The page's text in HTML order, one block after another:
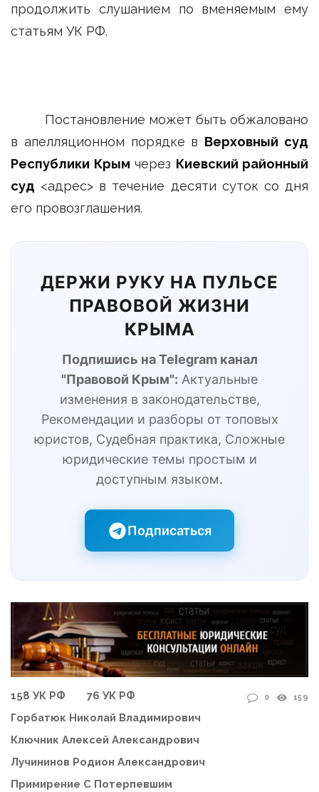
продолжить слушанием по вменяемым ему
статьям УК РФ.
Постановление может быть обжаловано
в апелляционном порядке в Верховный суд
Республики Крым через Киевский районный
суд <адрес> в течение десяти суток со дня
его провозглашения.
ДЕРЖИ РУКУ НА ПУЛЬСЕ
ПРАВОВОЙ ЖИЗНИ
КРЫМА
Подпишись на Telegram канал
"Правовой Крым": Актуальные
изменения в законодательстве,
Рекомендации и разборы от топовых
юристов, Судебная практика, Сложные
юридические темы простым и
доступным языком.
Подписаться
158 УК РФ
76 УК РФ
Горбатюк Николай Владимирович
Ключник Алексей Александрович
Лучининов Родион Александрович
Примирение С Потерпевшим
0 159